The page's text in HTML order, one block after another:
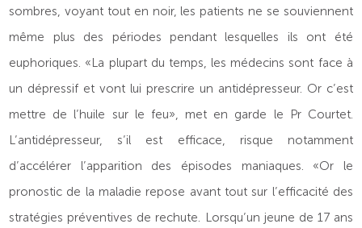
sombres, voyant tout en noir, les patients ne se souviennent
même plus des périodes pendant lesquelles ils ont été
euphoriques. «La plupart du temps, les médecins sont face à
un dépressif et vont lui prescrire un antidépresseur. Or c’est
mettre de l’huile sur le feu», met en garde le Pr Courtet.
L’antidépresseur, s’il est efficace, risque notamment
d’accélérer l’apparition des épisodes maniaques. «Or le
pronostic de la maladie repose avant tout sur l’efficacité des
stratégies préventives de rechute. Lorsqu’un jeune de 17 ans